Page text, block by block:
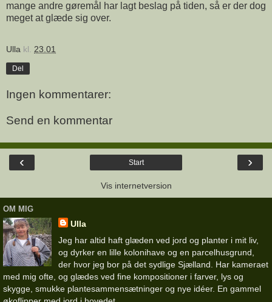
mange andre gøremål har lagt beslag på tiden, så er der dog
meget at glæde sig over.
Ulla kl. 23.01
Del
Ingen kommentarer:
Send en kommentar
‹ ›
Start
Vis internetversion
OM MIG
Ulla
Jeg har altid haft glæden ved jord og planter i mit liv,
og dyrker en lille kolonihave og en parcelhusgrund,
der hvor jeg bor på det sydlige Sjælland. Har kameraet
med mig ofte, og glædes ved fine kompositioner i farver, lys og
skygge, smukke plantesammensætninger og nye idéer. En gammel